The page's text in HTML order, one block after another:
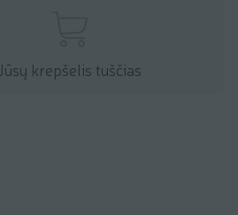
Jūsų krepšelis tuščias